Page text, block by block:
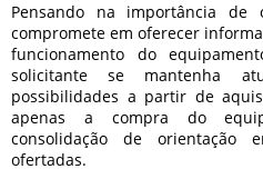
Pensando na importância de
compromete em oferecer
funcionamento do
solicitante se mantenha
possibilidades a partir de
apenas a compra do
consolidação de orientação
ofertadas.